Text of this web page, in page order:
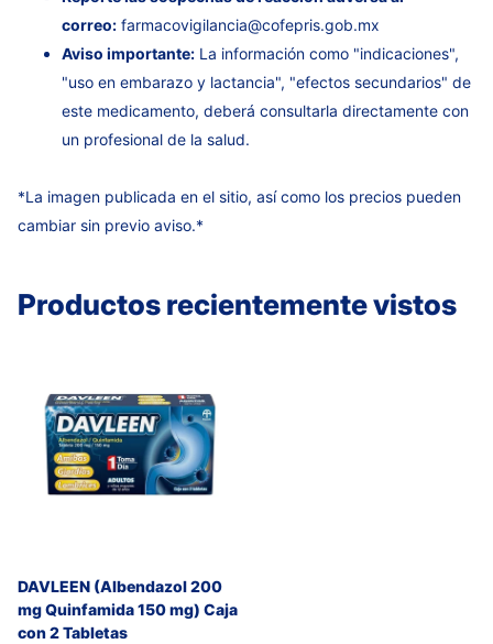
correo: farmacovigilancia@cofepris.gob.mx
Aviso importante: La información como "indicaciones",
"uso en embarazo y lactancia", "efectos secundarios" de
este medicamento, deberá consultarla directamente con
un profesional de la salud.
*La imagen publicada en el sitio, así como los precios pueden
cambiar sin previo aviso.*
Productos recientemente vistos
DAVLEEN (Albendazol 200
mg Quinfamida 150 mg) Caja
con 2 Tabletas